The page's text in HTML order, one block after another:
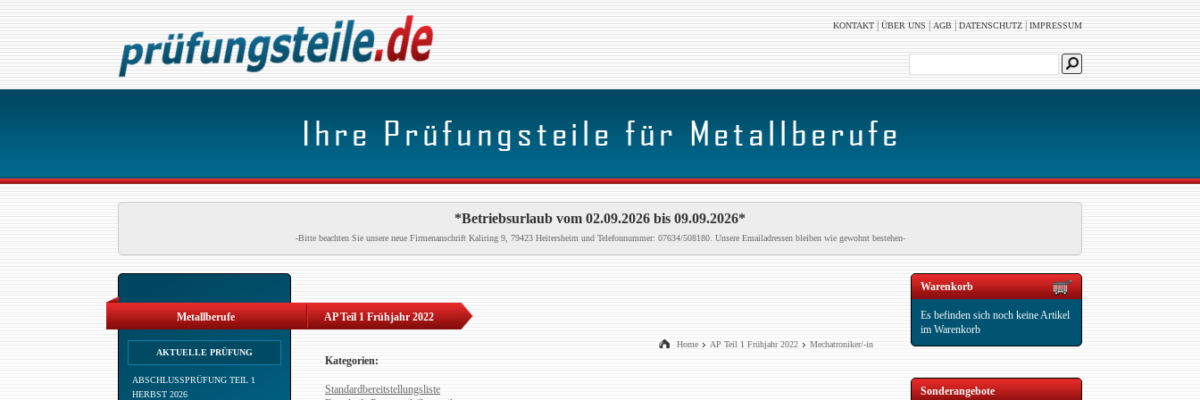
KONTAKT|ÜBER UNS|AGB|DATENSCHUTZ|IMPRESSUM
*Betriebsurlaub vom 02.09.2026 bis 09.09.2026*
-Bitte beachten Sie unsere neue Firmenanschrift Kaliring 9, 79423 Heitersheim und Telefonnummer: 07634/508180. Unsere Emailadressen bleiben wie gewohnt bestehen-
Metallberufe
AKTUELLE PRÜFUNG
ABSCHLUSSPRÜFUNG TEIL 1
HERBST 2026
AP Teil 1 Frühjahr 2022
Home AP Teil 1 Frühjahr 2022 Mechatroniker/-in
Kategorien:
Standardbereitstellungsliste
Warenkorb
Es befinden sich noch keine Artikel
im Warenkorb
Sonderangebote